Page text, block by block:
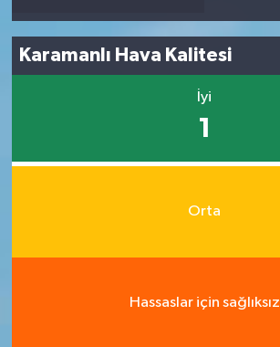
Karamanlı Hava Kalitesi
İyi
1
Orta
Hassaslar için sağlıksız